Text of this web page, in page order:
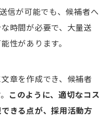
信が可能でも、候補者へ
時間が必要で、大量送
性があります。
章を作成でき、候補者
このように、適切なコス
きる点が、採用活動方